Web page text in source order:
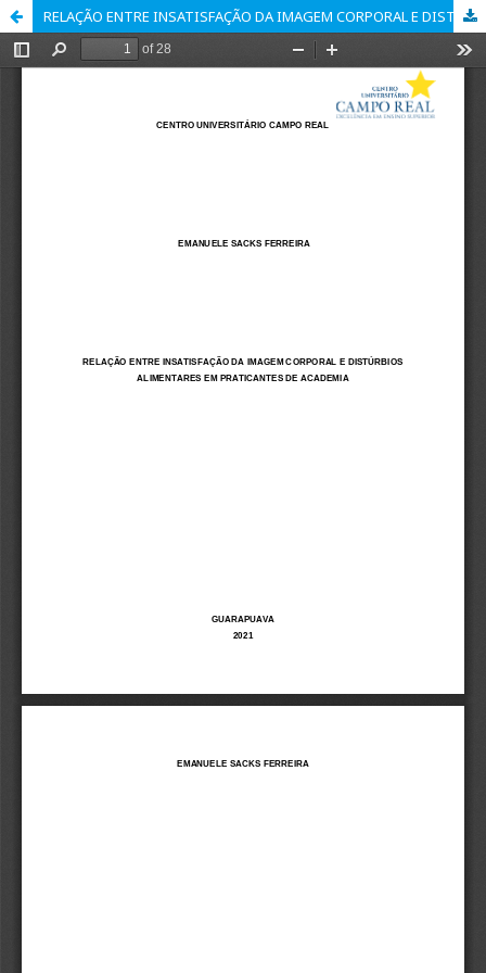
RELAÇÃO ENTRE INSATISFAÇÃO DA IMAGEM CORPORAL E DISTÚRBIOS ALIMENTARES EM PRATICANTES DE ACADEMIA